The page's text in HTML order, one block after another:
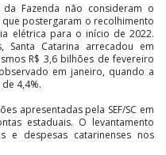
Fazenda não consideram o
postergaram o recolhimento
elétrica para o início de 2022.
Catarina arrecadou em
R$ 3,6 bilhões de fevereiro
em janeiro, quando a
4,4%.
apresentadas pela SEF/SC em
estaduais. O levantamento
e despesas catarinenses nos